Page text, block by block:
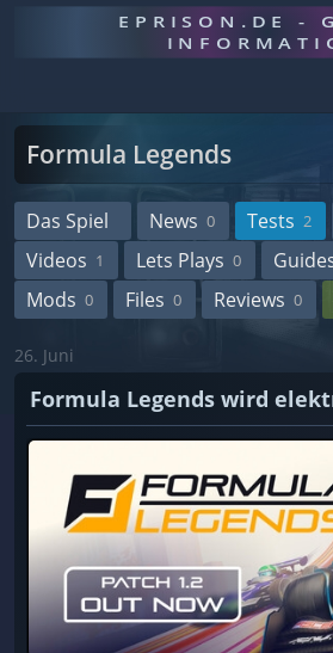
EPRISON.DE -
Formula Legends
Das Spiel News 0 Tests 2
Videos 1 Lets Plays 0
Mods 0 Files 0 Reviews 0
26. Juni
Formula Legends wird